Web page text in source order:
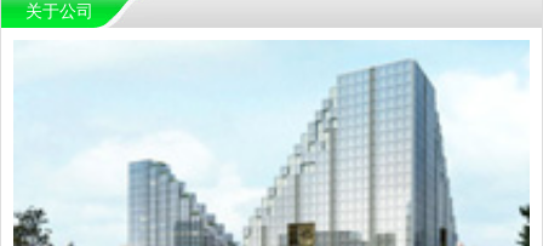
关于公司